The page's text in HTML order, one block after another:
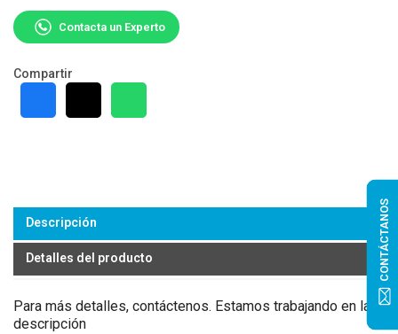
Contacta un Experto
Compartir
Descripción
Detalles del producto
Para más detalles, contáctenos. Estamos trabajando en la
descripción
CONTÁCTANOS